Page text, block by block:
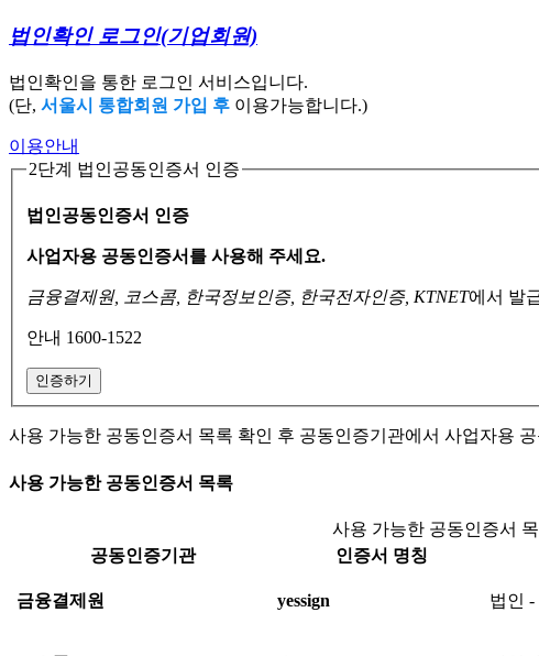
법인확인 로그인(기업회원)
법인확인을 통한 로그인 서비스입니다.
(단, 서울시 통합회원 가입 후 이용가능합니다.)
이용안내
2단계 법인공동인증서 인증
법인공동인증서 인증
사업자용 공동인증서를 사용해 주세요.
금융결제원, 코스콤, 한국정보인증, 한국전자인증, KTNET에서 발
안내 1600-1522
인증하기
사용 가능한 공동인증서 목록 확인 후 공동인증기관에서 사업자용
사용 가능한 공동인증서 목록
사용 가능한 공동인증서
공동인증기관
인증서 명칭
금융결제원 yessign 법인 -